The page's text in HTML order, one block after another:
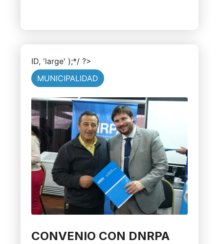
ID, 'large' );*/ ?>
MUNICIPALIDAD
CONVENIO CON DNRPA